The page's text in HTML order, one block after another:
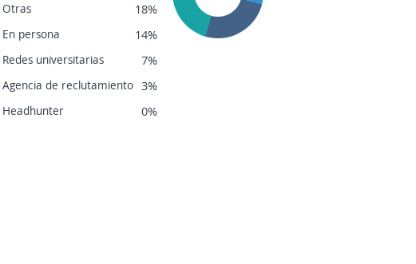
Otras 18%
En persona 14%
Redes universitarias 7%
Agencia de reclutamiento 3%
Headhunter 0%